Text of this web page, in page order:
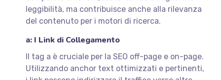
leggibilità, ma contribuisce anche alla rilevanza
del contenuto per i motori di ricerca.
a: I Link di Collegamento
Il tag a è cruciale per la SEO off-page e on-page.
Utilizzando anchor text ottimizzati e pertinenti,